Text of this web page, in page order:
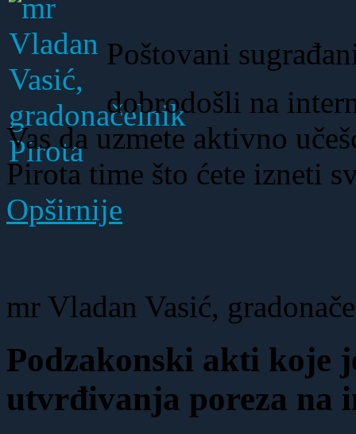
Poštovani
dobrodošli na
Vas da uzmete aktivno
Pirota time što ćete izneti
Opširnije
mr Vladan Vasić,
Podzakonski akti koje
utvrđivanja poreza na